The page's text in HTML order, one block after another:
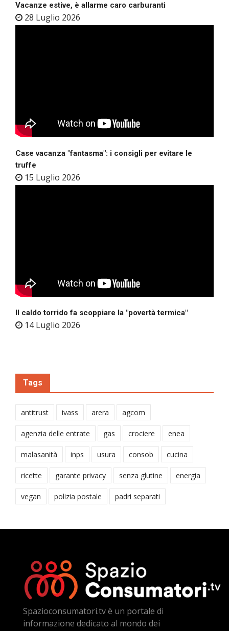
Vacanze estive, è allarme caro carburanti
28 Luglio 2026
Case vacanza "fantasma": i consigli per evitare le
truffe
15 Luglio 2026
Il caldo torrido fa scoppiare la "povertà termica"
14 Luglio 2026
Tags
antitrust ivass arera agcom
agenzia delle entrate gas crociere enea
malasanità inps usura consob cucina
ricette garante privacy senza glutine energia
vegan polizia postale padri separati
Spazioconsumatori.tv è un portale di
informazione dedicato al mondo dei